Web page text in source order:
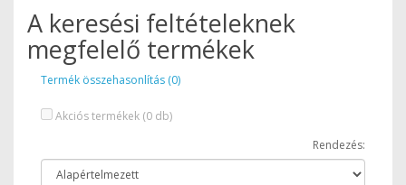
A keresési feltételeknek
megfelelő termékek
Termék összehasonlítás (0)
Akciós termékek (0 db)
Rendezés: